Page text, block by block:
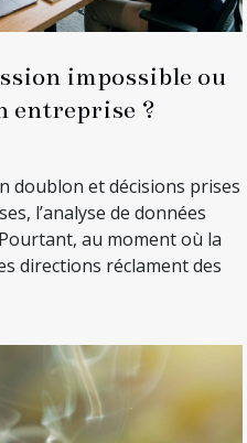
impossible ou
entreprise ?
doublon et décisions prises
l’analyse de données
au moment où la
directions réclament des